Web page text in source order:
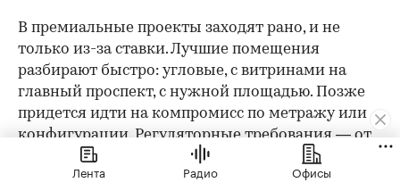
В премиальные проекты заходят рано, и не
только из-за ставки. Лучшие помещения
разбирают быстро: угловые, с витринами на
главный проспект, с нужной площадью. Позже
придется идти на компромисс по метражу или
конфигурации. Регуляторные требования — от
санитарных норм до лицензирования — проще
выполнить, когда помещение изначально
Лента Радио Офисы